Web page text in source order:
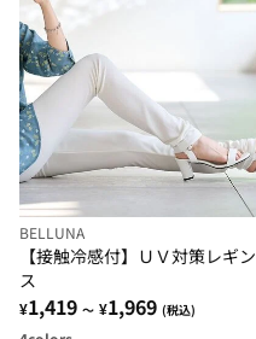
BELLUNA
【接触冷感付】ＵＶ対策レギン
ス
¥1,419 ～ ¥1,969 (税込)